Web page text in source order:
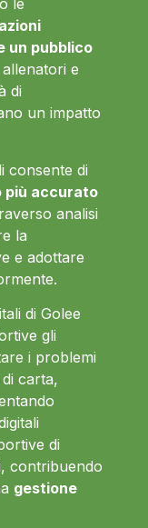
le
un pubblico
e
di
un impatto
consente di
più accurato
analisi
la
e adottare
di Golee
gli
i problemi
di carta,
di
contribuendo
gestione